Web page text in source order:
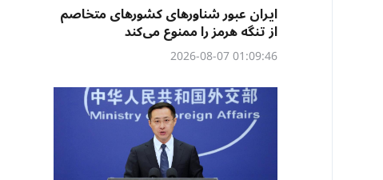
ایران عبور شناورهای کشورهای متخاصم
از تنگه هرمز را ممنوع می‌کند
01:09:46 2026-08-07